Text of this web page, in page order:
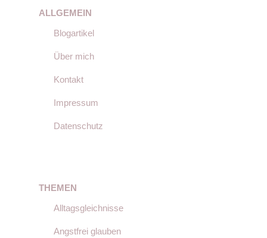
ALLGEMEIN
Blogartikel
Über mich
Kontakt
Impressum
Datenschutz
THEMEN
Alltagsgleichnisse
Angstfrei glauben